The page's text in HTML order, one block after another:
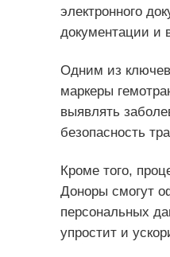
электронного
документации и
Одним из
маркеры
выявлять
безопасность
Кроме того,
Доноры смогут
персональных
упростит и